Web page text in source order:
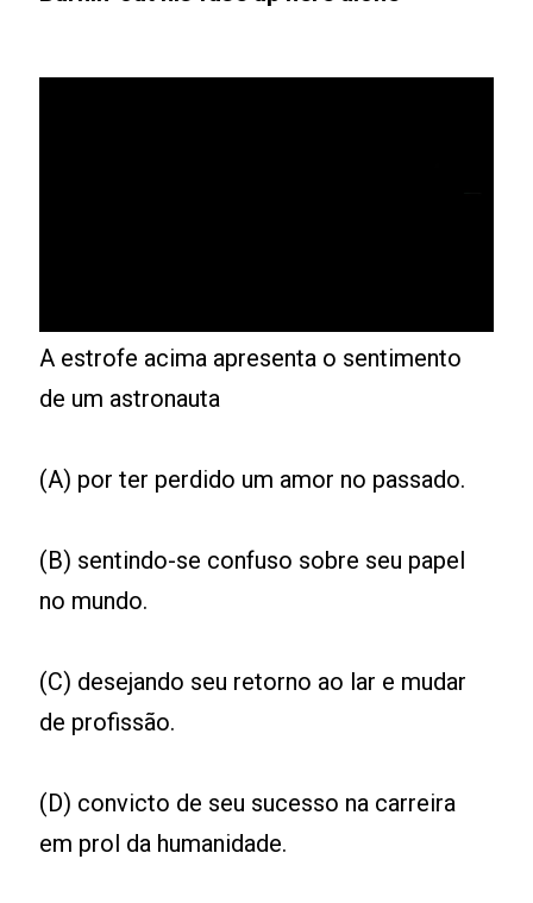
A estrofe acima apresenta o sentimento
de um astronauta
(A) por ter perdido um amor no passado.
(B) sentindo-se confuso sobre seu papel
no mundo.
(C) desejando seu retorno ao lar e mudar
de profissão.
(D) convicto de seu sucesso na carreira
em prol da humanidade.